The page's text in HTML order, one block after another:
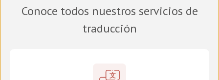
Conoce todos nuestros servicios de
traducción